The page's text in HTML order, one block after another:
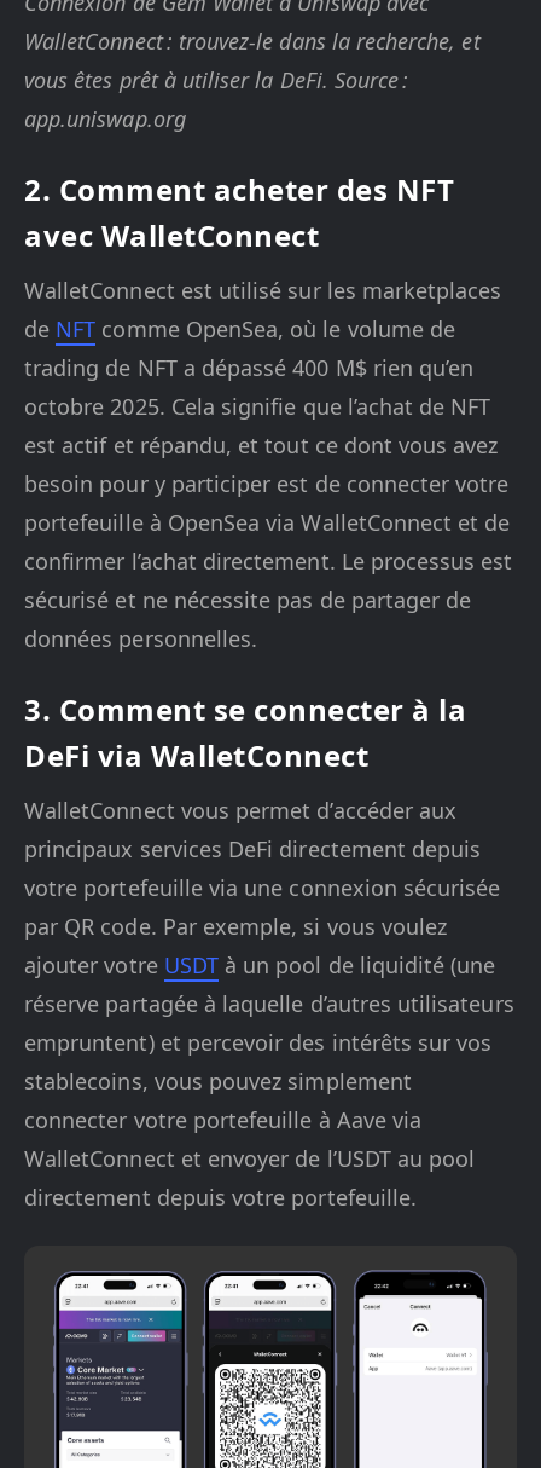
WalletConnect : trouvez-le dans la recherche, et
vous êtes prêt à utiliser la DeFi. Source :
app.uniswap.org
2. Comment acheter des NFT
avec WalletConnect
WalletConnect est utilisé sur les marketplaces
de NFT comme OpenSea, où le volume de
trading de NFT a dépassé 400 M$ rien qu’en
octobre 2025. Cela signifie que l’achat de NFT
est actif et répandu, et tout ce dont vous avez
besoin pour y participer est de connecter votre
portefeuille à OpenSea via WalletConnect et de
confirmer l’achat directement. Le processus est
sécurisé et ne nécessite pas de partager de
données personnelles.
3. Comment se connecter à la
DeFi via WalletConnect
WalletConnect vous permet d’accéder aux
principaux services DeFi directement depuis
votre portefeuille via une connexion sécurisée
par QR code. Par exemple, si vous voulez
ajouter votre USDTà un pool de liquidité (une
réserve partagée à laquelle d’autres utilisateurs
empruntent) et percevoir des intérêts sur vos
stablecoins, vous pouvez simplement
connecter votre portefeuille à Aave via
WalletConnect et envoyer de l’USDT au pool
directement depuis votre portefeuille.